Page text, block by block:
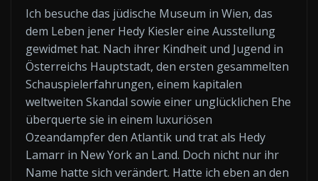
Ich besuche das jüdische Museum in Wien, das
dem Leben jener Hedy Kiesler eine Ausstellung
gewidmet hat. Nach ihrer Kindheit und Jugend in
Österreichs Hauptstadt, den ersten gesammelten
Schauspielerfahrungen, einem kapitalen
weltweiten Skandal sowie einer unglücklichen Ehe
überquerte sie in einem luxuriösen
Ozeandampfer den Atlantik und trat als Hedy
Lamarr in New York an Land. Doch nicht nur ihr
Name hatte sich verändert. Hatte ich eben an den